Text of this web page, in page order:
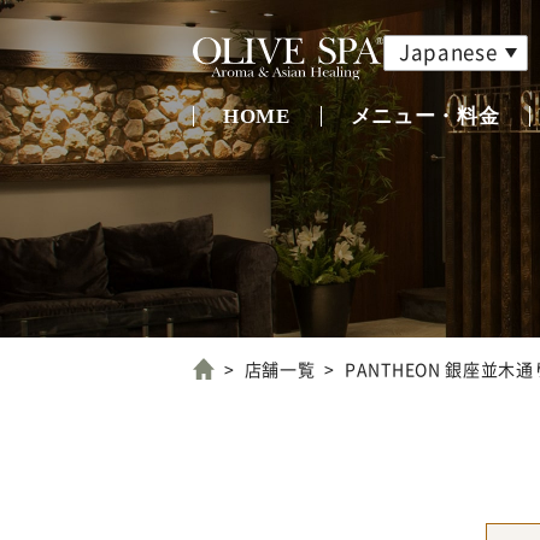
Japanese
HOME メニュー・料金
店舗一覧 PANTHEON 銀座並木通